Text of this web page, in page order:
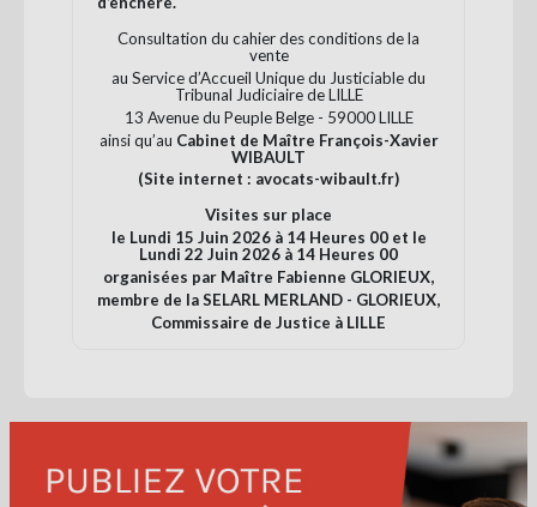
Consultation du cahier des conditions de la
vente
au Service d’Accueil Unique du Justiciable du
Tribunal Judiciaire de LILLE
13 Avenue du Peuple Belge - 59000 LILLE
ainsi qu’au Cabinet de Maître François-Xavier
WIBAULT
(Site internet : avocats-wibault.fr)
Visites sur place
le Lundi 15 Juin 2026 à 14 Heures 00 et le
Lundi 22 Juin 2026 à 14 Heures 00
organisées par Maître Fabienne GLORIEUX,
membre de la SELARL MERLAND - GLORIEUX,
Commissaire de Justice à LILLE